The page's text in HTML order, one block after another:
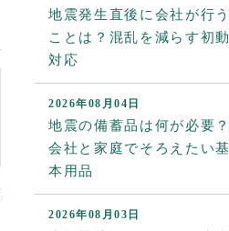
地震発生直後に会社が行う
ことは？混乱を減らす初動
対応
2026年08月04日
地震の備蓄品は何が必要？
会社と家庭でそろえたい基
本用品
2026年08月03日